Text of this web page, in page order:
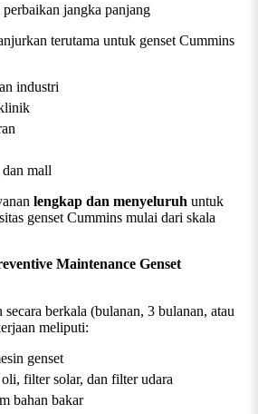
jangka panjang
terutama untuk genset Cummins
industri
mall
lengkap dan menyeluruh untuk
genset Cummins mulai dari skala
Maintenance Genset
berkala (bulanan, 3 bulanan, atau
meliputi:
genset
filter solar, dan filter udara
bahan bakar